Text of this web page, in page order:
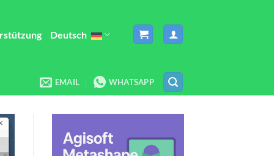
Deutsch
EMAIL WHATSAPP